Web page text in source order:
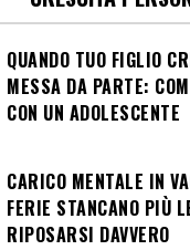
QUANDO TUO FIGLIO
MESSA DA PARTE:
CON UN ADOLESCENTE
CARICO MENTALE IN
FERIE STANCANO PIÙ
RIPOSARSI DAVVERO